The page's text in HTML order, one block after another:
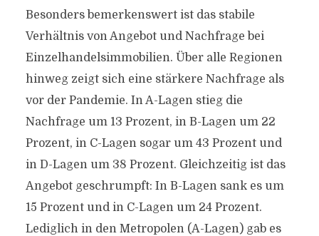
Besonders bemerkenswert ist das stabile
Verhältnis von Angebot und Nachfrage bei
Einzelhandelsimmobilien. Über alle Regionen
hinweg zeigt sich eine stärkere Nachfrage als
vor der Pandemie. In A-Lagen stieg die
Nachfrage um 13 Prozent, in B-Lagen um 22
Prozent, in C-Lagen sogar um 43 Prozent und
in D-Lagen um 38 Prozent. Gleichzeitig ist das
Angebot geschrumpft: In B-Lagen sank es um
15 Prozent und in C-Lagen um 24 Prozent.
Lediglich in den Metropolen (A-Lagen) gab es